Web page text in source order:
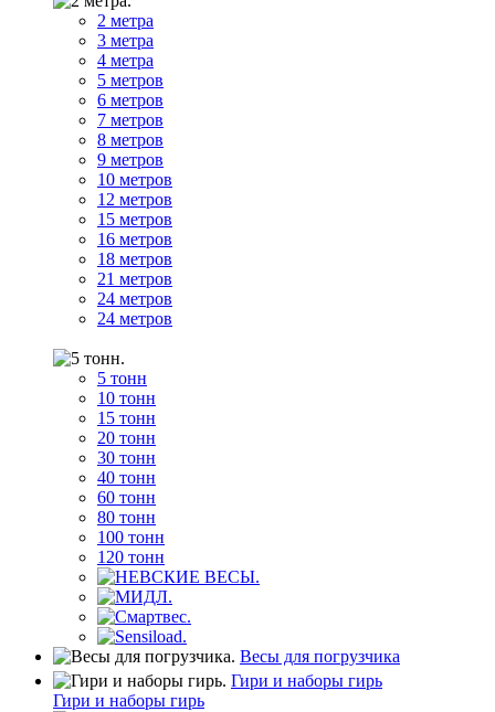
2 метра
3 метра
4 метра
5 метров
6 метров
7 метров
8 метров
9 метров
10 метров
12 метров
15 метров
16 метров
18 метров
21 метров
24 метров
24 метров
5 тонн
10 тонн
15 тонн
20 тонн
30 тонн
40 тонн
60 тонн
80 тонн
100 тонн
120 тонн
Весы для погрузчика
Гири и наборы гирь
Гири и наборы гирь